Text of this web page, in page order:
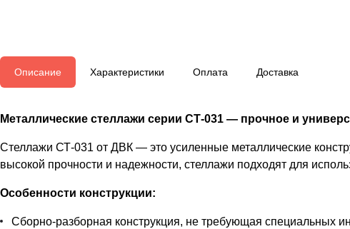
Описание Характеристики Оплата Доставка
Металлические стеллажи серии СТ-031 — прочное и
Стеллажи СТ-031 от ДВК — это усиленные металлические
высокой прочности и надежности, стеллажи подходят для
Особенности конструкции:
Сборно-разборная конструкция, не требующая специальных